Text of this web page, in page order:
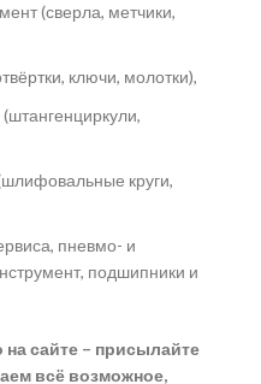
(сверла, метчики,
ключи, молотки),
круги,
пневмо- и
подшипники и
сайте – присылайте
всё возможное,